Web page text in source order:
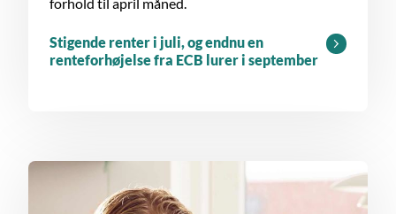
Stigende renter i juli, og endnu en
renteforhøjelse fra ECB lurer i september